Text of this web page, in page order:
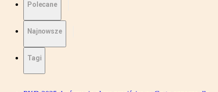
Polecane
Najnowsze
Tagi